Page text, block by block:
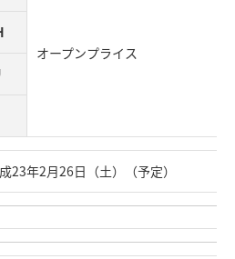
オープンプライス
23年2月26日（土）（予定）